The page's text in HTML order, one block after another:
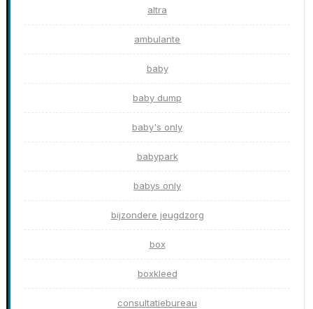
altra
ambulante
baby
baby dump
baby's only
babypark
babys only
bijzondere jeugdzorg
box
boxkleed
consultatiebureau